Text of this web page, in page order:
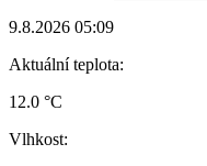
9.8.2026 05:09
Aktuální teplota:
12.0 °C
Vlhkost: